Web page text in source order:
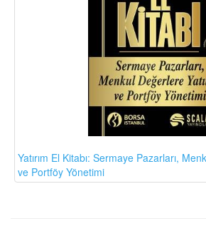
Yatırım El Kitabı: Sermaye Pazarları,
ve Portföy Yönetimi